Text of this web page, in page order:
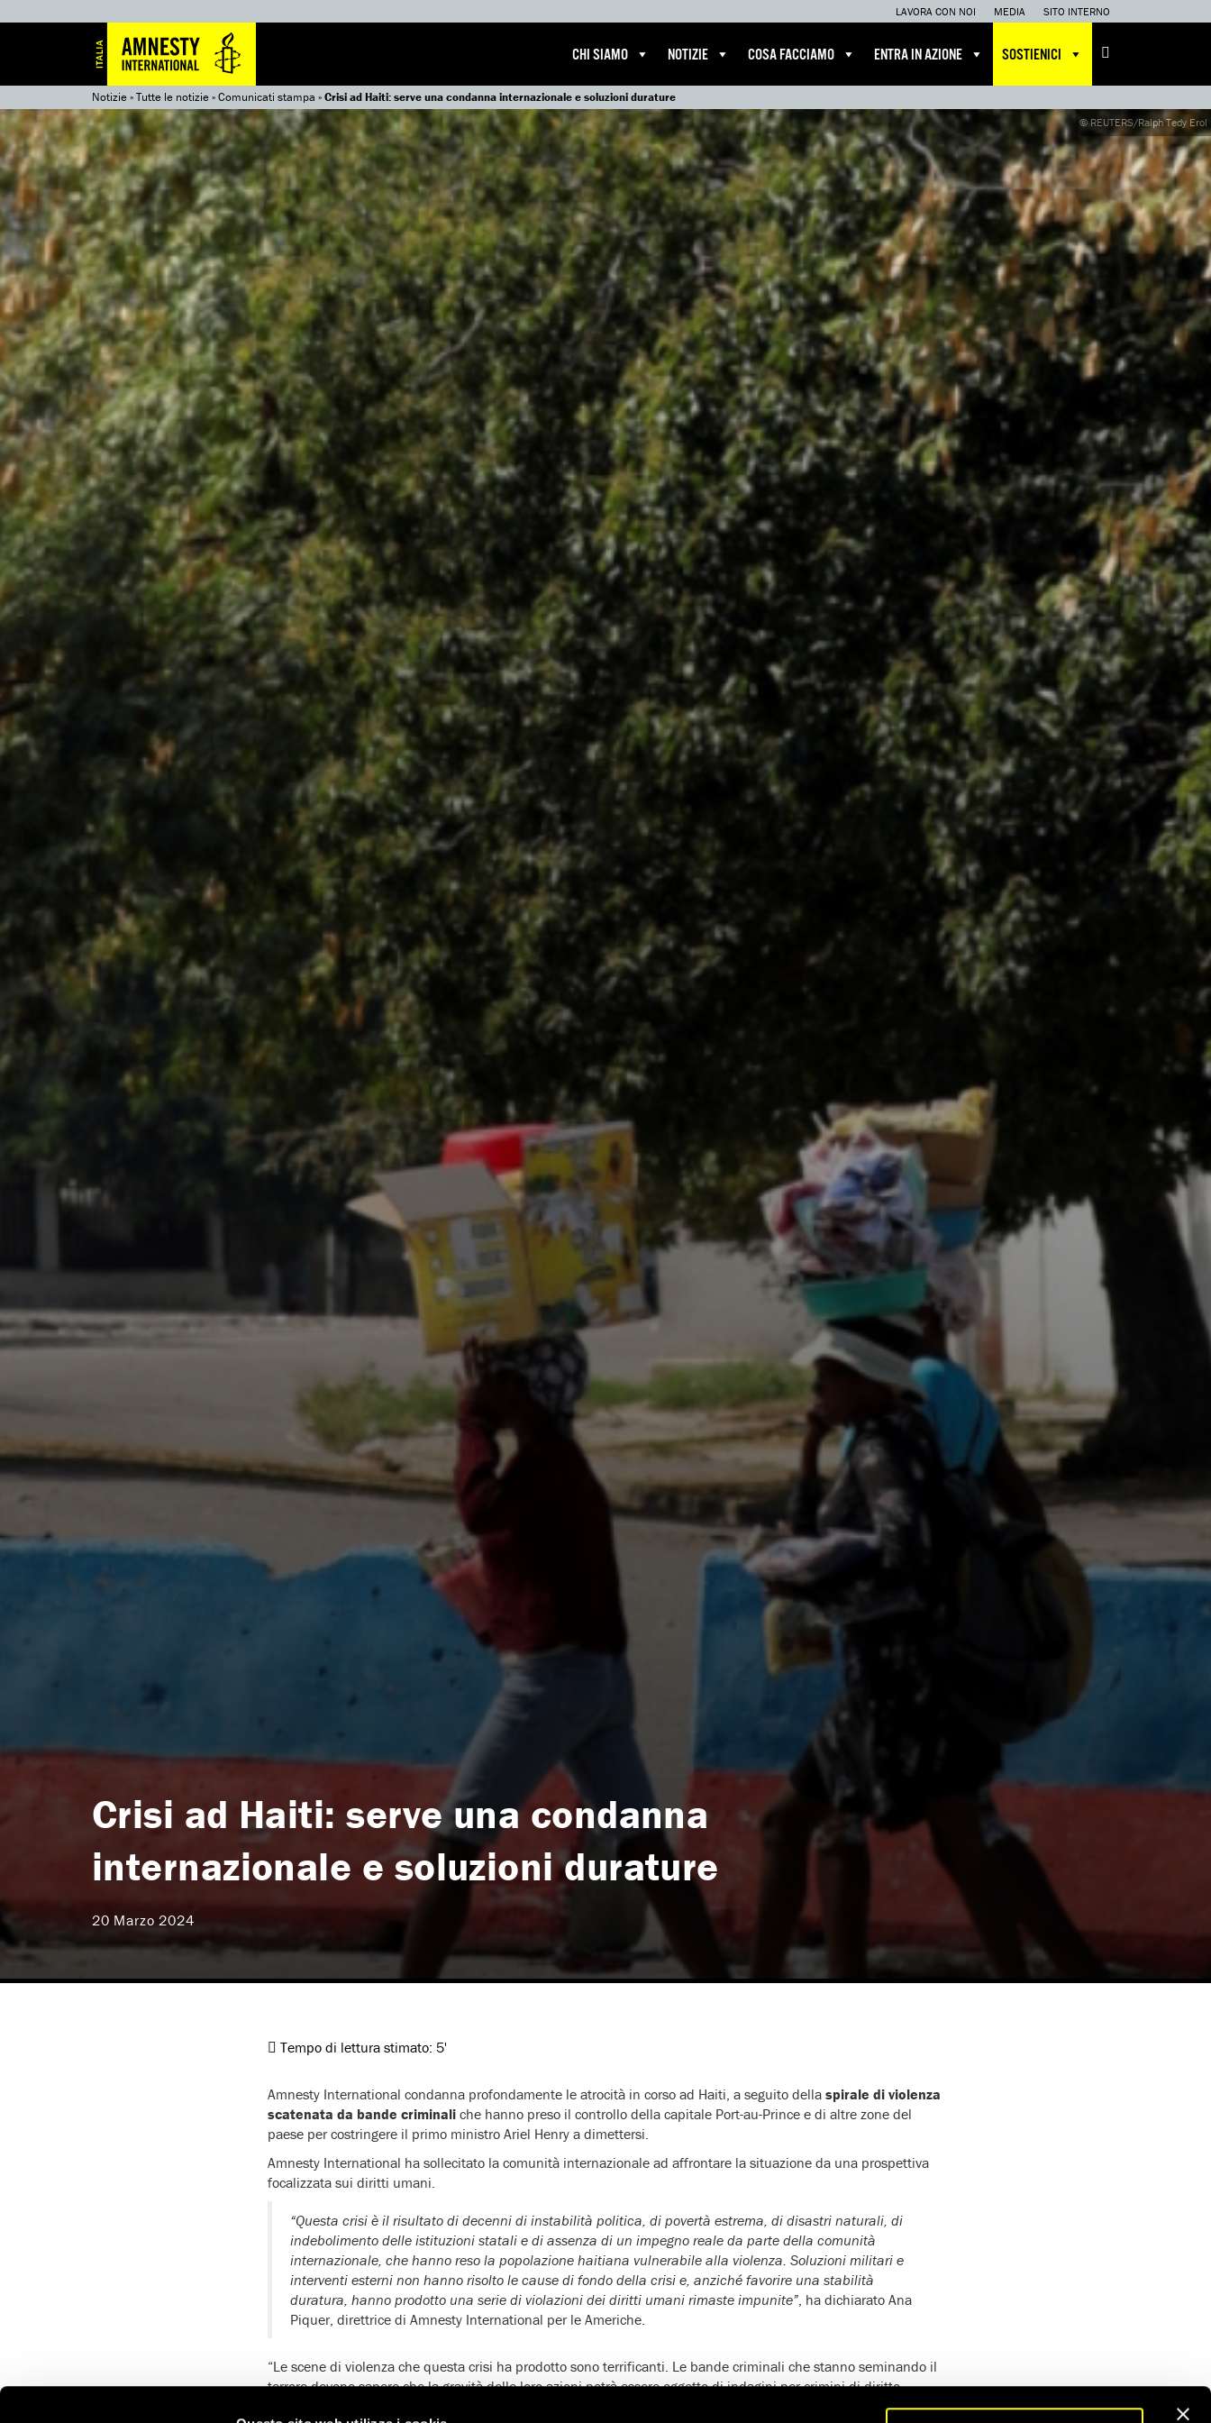
LAVORA CON NOI MEDIA SITO INTERNO
CHI SIAMO NOTIZIE COSA FACCIAMO ENTRA IN AZIONE SOSTIENICI
Notizie»Tutte le notizie»Comunicati stampa »Crisi ad Haiti: serve una condanna internazionale e soluzioni durature
Crisi ad Haiti: serve una condanna
internazionale e soluzioni durature
20 Marzo 2024
© REUTERS/Ralph Tedy Erol
Tempo di lettura stimato: 5'
Amnesty International condanna profondamente le atrocità in corso ad Haiti, a seguito della spirale di violenza
scatenata da bande criminali che hanno preso il controllo della capitale Port-au-Prince e di altre zone del
paese per costringere il primo ministro Ariel Henry a dimettersi.
Amnesty International ha sollecitato la comunità internazionale ad affrontare la situazione da una prospettiva
focalizzata sui diritti umani.
“Questa crisi è il risultato di decenni di instabilità politica, di povertà estrema, di disastri naturali, di
indebolimento delle istituzioni statali e di assenza di un impegno reale da parte della comunità
internazionale, che hanno reso la popolazione haitiana vulnerabile alla violenza. Soluzioni militari e
interventi esterni non hanno risolto le cause di fondo della crisi e, anziché favorire una stabilità
duratura, hanno prodotto una serie di violazioni dei diritti umani rimaste impunite”, ha dichiarato Ana
Piquer, direttrice di Amnesty International per le Americhe.
“Le scene di violenza che questa crisi ha prodotto sono terrificanti. Le bande criminali che stanno seminando il
terrore devono sapere che la gravità delle loro azioni potrà essere oggetto di indagini per crimini di diritto